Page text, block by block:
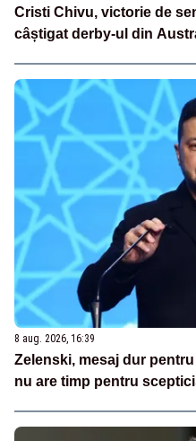
Cristi Chivu, victorie de
câștigat derby-ul din
8 aug. 2026, 16:39
Zelenski, mesaj dur
nu are timp pentru